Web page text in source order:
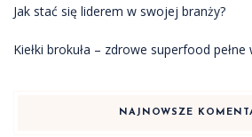
Jak stać się liderem w swojej branży?
Kiełki brokuła – zdrowe superfood
NAJNOWSZE